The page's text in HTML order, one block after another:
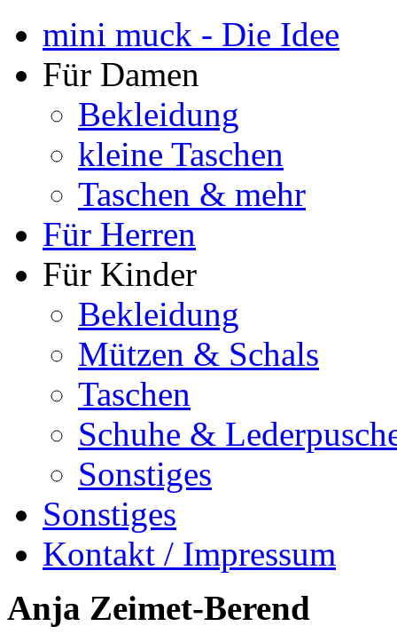
mini muck - Die Idee
Für Damen
Bekleidung
kleine Taschen
Taschen & mehr
Für Herren
Für Kinder
Bekleidung
Mützen & Schals
Taschen
Schuhe &
Sonstiges
Sonstiges
Kontakt / Impressum
Anja Zeimet-Berend